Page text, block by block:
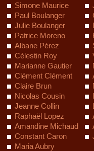
Simone Maurice
Paul Boulanger
Julie Boulanger
Patrice Moreno
Albane Pérez
Célestin Roy
Marianne Gautier
Clément Clément
Claire Brun
Nicolas Cousin
Jeanne Collin
Raphaël Lopez
Amandine Michaud
Constant Caron
Maria Aubry